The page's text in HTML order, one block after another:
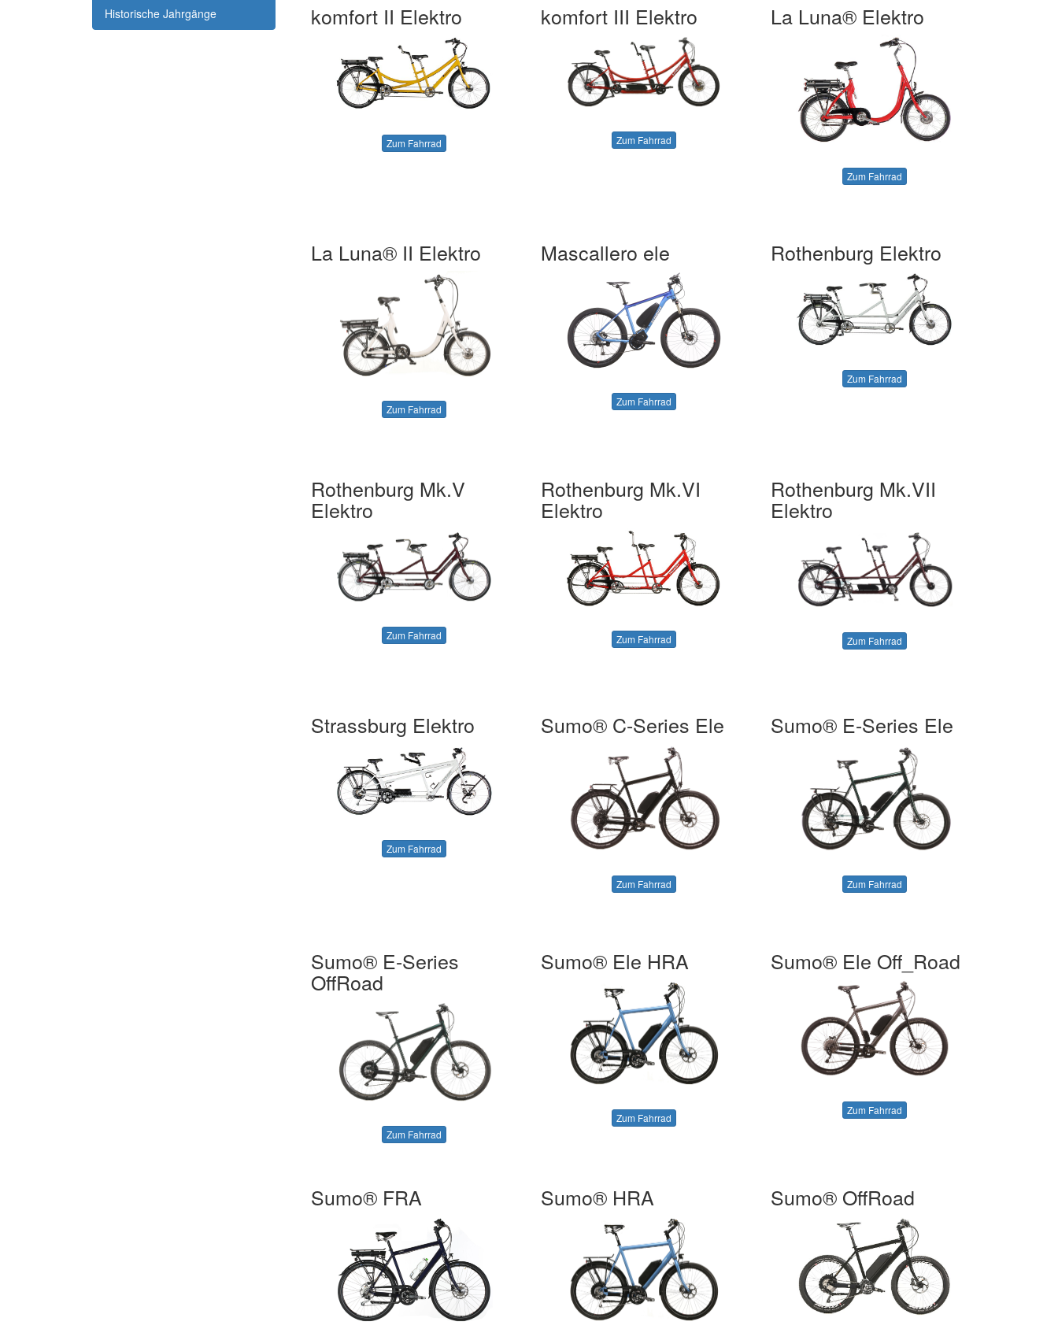
Historische Jahrgänge komfort II Elektro
Zum Fahrrad
komfort III Elektro
Zum Fahrrad
La Luna® Elektro
Zum Fahrrad
La Luna® II Elektro
Zum Fahrrad
Mascallero ele
Zum Fahrrad
Rothenburg Elektro
Zum Fahrrad
Rothenburg Mk.V
Elektro
Zum Fahrrad
Rothenburg Mk.VI
Elektro
Zum Fahrrad
Rothenburg Mk.VII
Elektro
Zum Fahrrad
Strassburg Elektro
Zum Fahrrad
Sumo® C-Series Ele
Zum Fahrrad
Sumo® E-Series Ele
Zum Fahrrad
Sumo® E-Series
OffRoad
Zum Fahrrad
Sumo® Ele HRA
Zum Fahrrad
Sumo® Ele Off_Road
Zum Fahrrad
Sumo® FRA Sumo® HRA Sumo® OffRoad